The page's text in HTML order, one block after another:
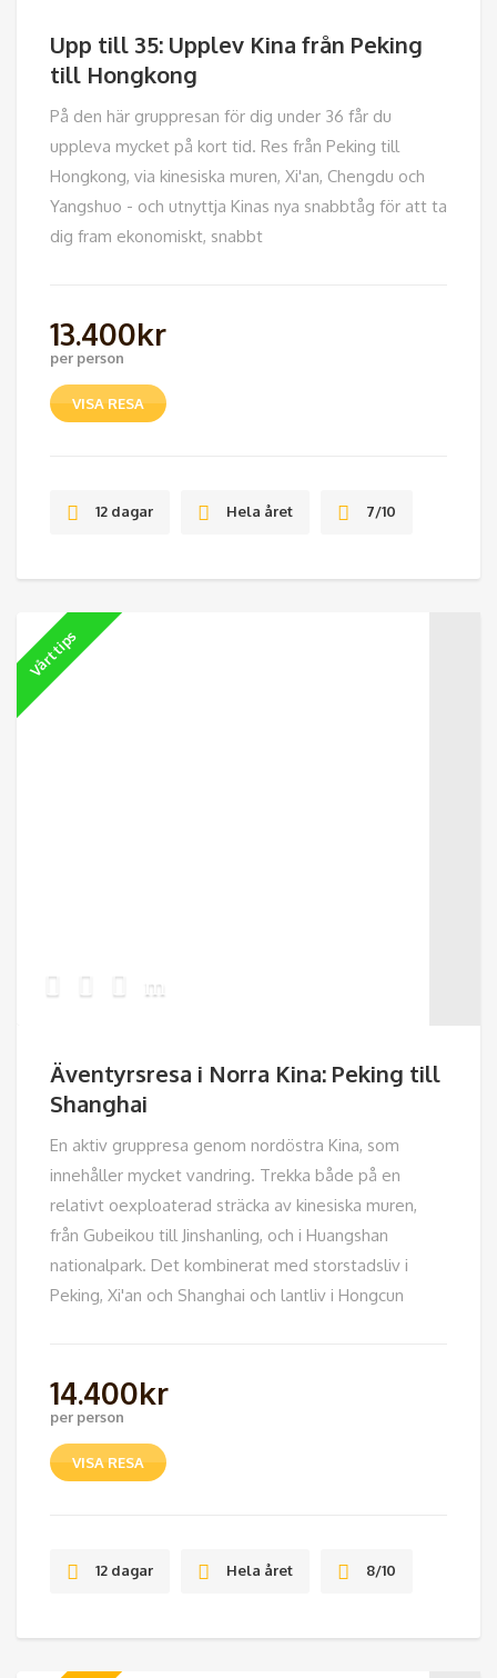
Upp till 35: Upplev Kina från Peking
till Hongkong
På den här gruppresan för dig under 36 får du
uppleva mycket på kort tid. Res från Peking till
Hongkong, via kinesiska muren, Xi'an, Chengdu och
Yangshuo - och utnyttja Kinas nya snabbtåg för att ta
dig fram ekonomiskt, snabbt
13.400kr
per person
VISA RESA
12 dagar Hela året 7/10
Vårt tips
Äventyrsresa i Norra Kina: Peking till
Shanghai
En aktiv gruppresa genom nordöstra Kina, som
innehåller mycket vandring. Trekka både på en
relativt oexploaterad sträcka av kinesiska muren,
från Gubeikou till Jinshanling, och i Huangshan
nationalpark. Det kombinerat med storstadsliv i
Peking, Xi'an och Shanghai och lantliv i Hongcun
14.400kr
per person
VISA RESA
12 dagar Hela året 8/10